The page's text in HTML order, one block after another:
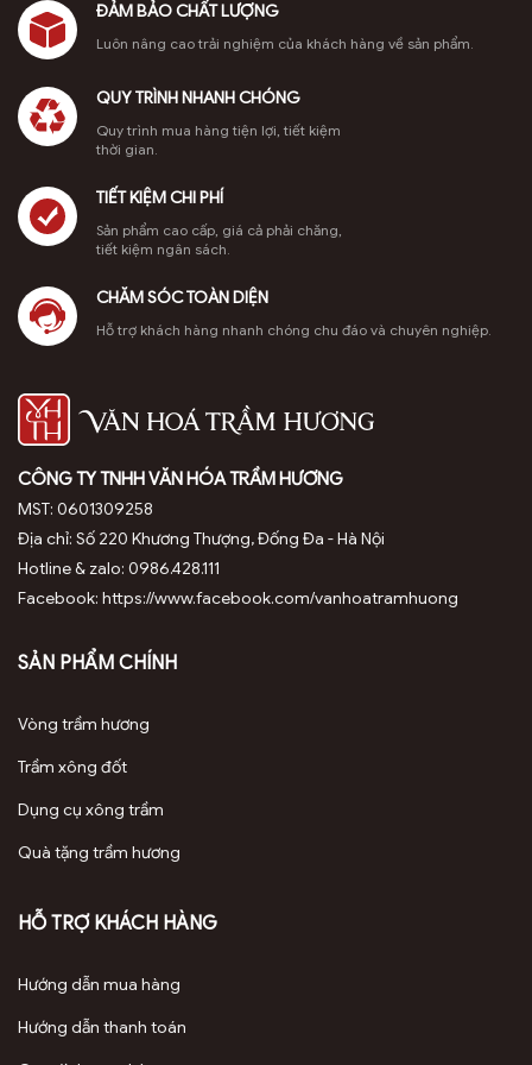
tích chuyên
sâu về cách
xay bột trầm
dác, và bí
quyết giúp
nụ trầm
công cháy
hết, […]
biết
hiếm, giúp
biệt dễ dàng.
và trầm
hương đều là
quý, thường
được sử
dụng trong
khảo ngay!
Trầm hương
ĐẢM BẢO CHẤT LƯỢNG
Luôn nâng cao trải nghiệm của khách hàng về sản phẩm.
QUY TRÌNH NHANH CHÓNG
Quy trình mua hàng tiện lợi, tiết kiệm
thời gian.
TIẾT KIỆM CHI PHÍ
Sản phẩm cao cấp, giá cả phải chăng,
tiết kiệm ngân sách.
CHĂM SÓC TOÀN DIỆN
Hỗ trợ khách hàng nhanh chóng chu đáo và chuyên nghiệp.
CÔNG TY TNHH VĂN HÓA TRẦM HƯƠNG
MST: 0601309258
Địa chỉ: Số 220 Khương Thượng, Đống Đa - Hà Nội
Hotline & zalo: 0986.428.111
Facebook: https://www.facebook.com/vanhoatramhuong
SẢN PHẨM CHÍNH
Vòng trầm hương
Trầm xông đốt
Dụng cụ xông trầm
Quà tặng trầm hương
HỖ TRỢ KHÁCH HÀNG
Hướng dẫn mua hàng
Hướng dẫn thanh toán